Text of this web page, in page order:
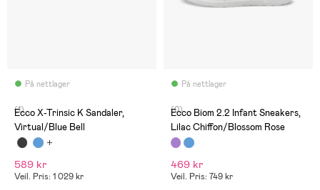
På nettlager
(1)
Ecco X-Trinsic K Sandaler,
Virtual/Blue Bell
589 kr
Veil. Pris: 1 029 kr
På nettlager
(0)
Ecco Biom 2.2 Infant Sneakers,
Lilac Chiffon/Blossom Rose
469 kr
Veil. Pris: 749 kr